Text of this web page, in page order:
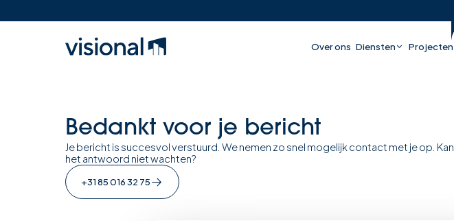
Over ons Diensten Projecten
Bedankt voor je bericht
Je bericht is succesvol verstuurd. We nemen zo snel mogelijk contact met je op. Kan
het antwoord niet wachten?
+31 85 016 32 75